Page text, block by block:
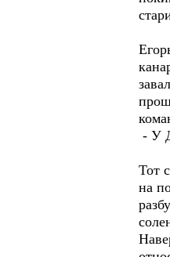
- У
Тот
на